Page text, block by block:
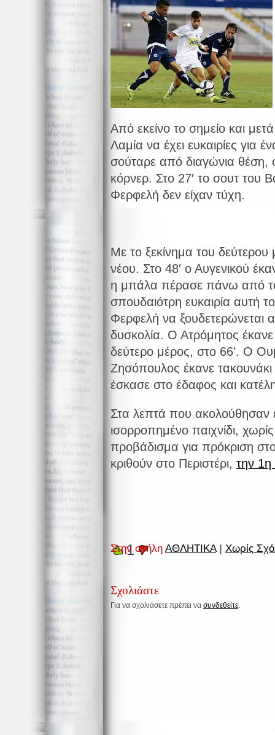
Από εκείνο το σημείο και
Λαμία να έχει ευκαιρίες για
σούταρε από διαγώνια
κόρνερ. Στο 27′ το σουτ του
Φερφελή δεν είχαν τύχη.
Με το ξεκίνημα του
νέου. Στο 48′ ο Αυγενικού
η μπάλα πέρασε πάνω από το
σπουδαιότρη ευκαιρία αυτή
Φερφελή να
δυσκολία. Ο Ατρόμητος
δεύτερο μέρος, στο 66′. Ο
Ζησόπουλος έκανε
έσκασε στο έδαφος και
Στα λεπτά που ακολούθησαν
ισορροπημένο παιχνίδι,
προβάδισμα για πρόκριση
κριθούν στο Περιστέρι, την
Στην στήλη ΑΘΛΗΤΙΚΑ Χωρίς
1
Σχολιάστε
Για να σχολιάσετε πρέπει να συνδεθείτε.